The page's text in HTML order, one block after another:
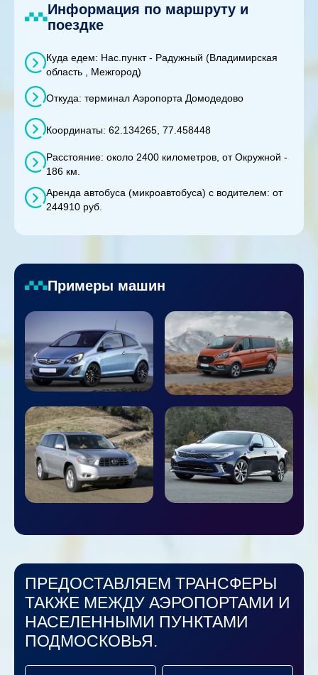
Информация по маршруту и
поездке
Куда едем: Нас.пункт - Радужный (Владимирская
область , Межгород)
Откуда: терминал Аэропорта Домодедово
Координаты: 62.134265, 77.458448
Расстояние: около 2400 километров, от Окружной -
186 км.
Аренда автобуса (микроавтобуса) с водителем: от
244910 руб.
Примеры машин
ПРЕДОСТАВЛЯЕМ ТРАНСФЕРЫ
ТАКЖЕ МЕЖДУ АЭРОПОРТАМИ И
НАСЕЛЕННЫМИ ПУНКТАМИ
ПОДМОСКОВЬЯ.